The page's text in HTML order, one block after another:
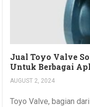
Jual Toyo Valve
Untuk Berbagai
AUGUST 2, 2024
Toyo Valve, bagian